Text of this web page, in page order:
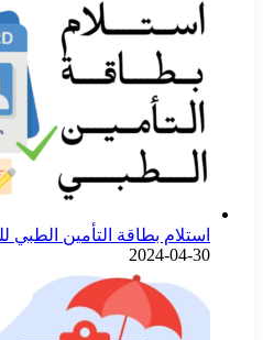
استلام بطاقة التأمين الطبي
2024-04-30